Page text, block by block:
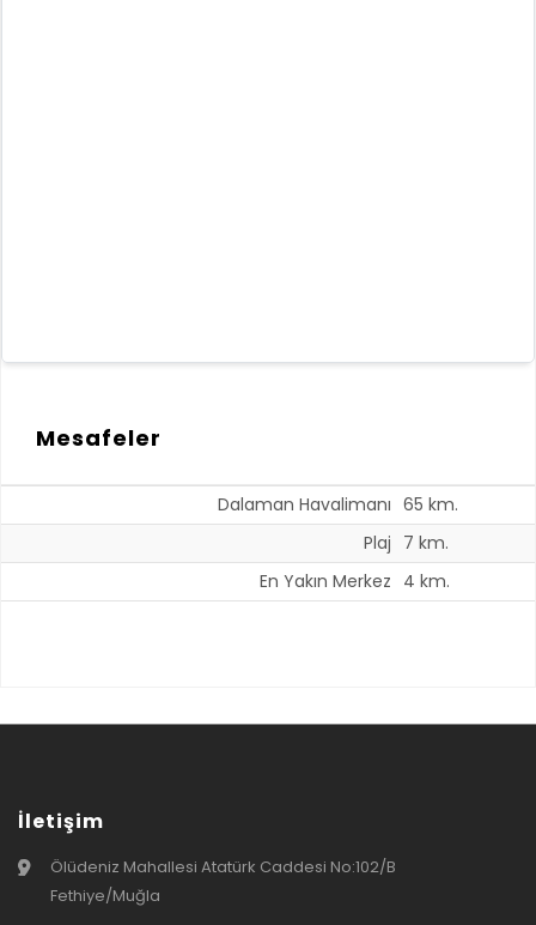
Mesafeler
Dalaman Havalimanı 65 km.
Plaj 7 km.
En Yakın Merkez 4 km.
İletişim
Ölüdeniz Mahallesi Atatürk Caddesi No:102/B
Fethiye/Muğla